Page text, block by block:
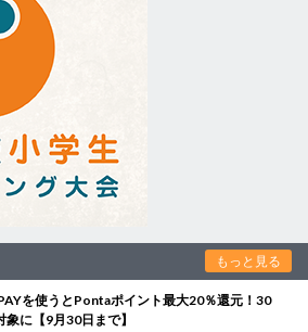
もっと見る
を使うとPontaポイント最大20％還元！30
に【9月30日まで】